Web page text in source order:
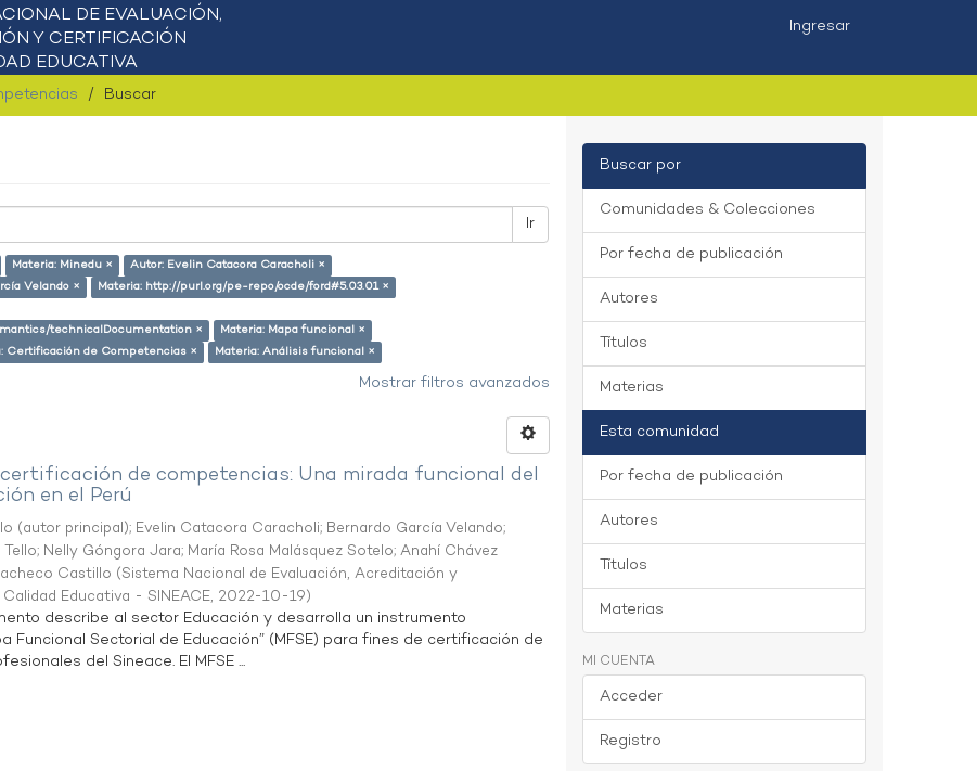
Ingresar
Buscar
Ir
Materia: Minedu ×
Autor: Evelin Catacora Caracholi ×
Velando ×
Materia: http://purl.org/pe-repo/ocde/ford#5.03.01 ×
technicalDocumentation ×
Materia: Mapa funcional ×
Certificación de Competencias × Materia: Análisis funcional ×
Mostrar filtros avanzados
de competencias: Una mirada funcional del
en el Perú
(autor principal); Evelin Catacora Caracholi; Bernardo García Velando;
Tello; Nelly Góngora Jara; María Rosa Malásquez Sotelo;Anahí Chávez
Castillo (Sistema Nacional de Evaluación, Acreditación y
Educativa - SINEACE, 2022-10-19)
describe al sector Educación y desarrolla un instrumento
Funcional Sectorial de Educación” (MFSE) para fines de certificación de
del Sineace. El MFSE ...
Buscar por
Comunidades & Colecciones
Por fecha de publicación
Autores
Títulos
Materias
Esta comunidad
Por fecha de publicación
Autores
Títulos
Materias
MI CUENTA
Acceder
Registro